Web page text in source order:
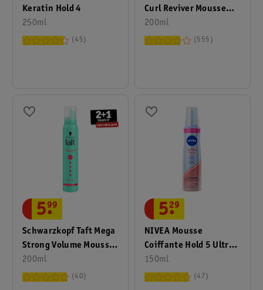
Keratin Hold 4
250ml
45
Curl Reviver Mousse
Boucles Idéales
200ml
555
Schwarzkopf Taft Mega
Strong Volume Mousse
Pour Cheveux
200ml
5.
99
40
NIVEA Mousse
Coiffante Hold 5 Ultra
Strong
150ml
5.
29
47